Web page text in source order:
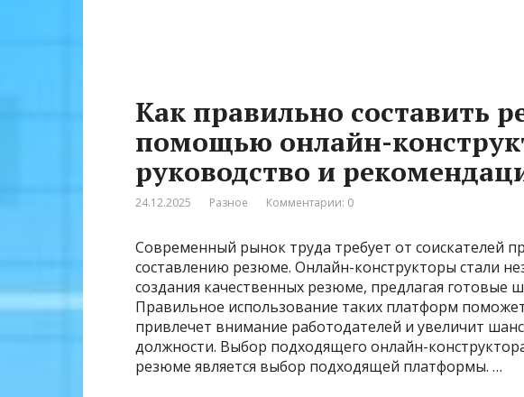
Как правильно составить
помощью онлайн-
руководство и
24.12.2025 Разное Комментарии: 0
Современный рынок труда требует от соискателей
составлению резюме. Онлайн-конструкторы стали
создания качественных резюме, предлагая готовые
Правильное использование таких платформ
привлечет внимание работодателей и увеличит
должности. Выбор подходящего онлайн-
резюме является выбор подходящей платформы. …